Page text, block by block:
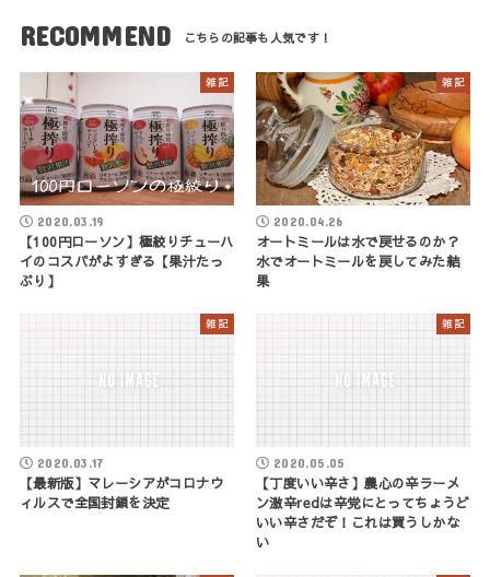
RECOMMEND
雑記
2020.03.19
【100円ローソン】極絞りチューハ
イのコスパがよすぎる【果汁たっ
ぷり】
雑記
2020.04.26
オートミールは水で戻せるのか？
水でオートミールを戻してみた結
果
雑記
2020.03.17
【最新版】マレーシアがコロナウ
ィルスで全国封鎖を決定
雑記
2020.05.05
【丁度いい辛さ】農心の辛ラーメ
ン激辛redは辛党にとってちょうど
いい辛さだぞ！これは買うしかな
い